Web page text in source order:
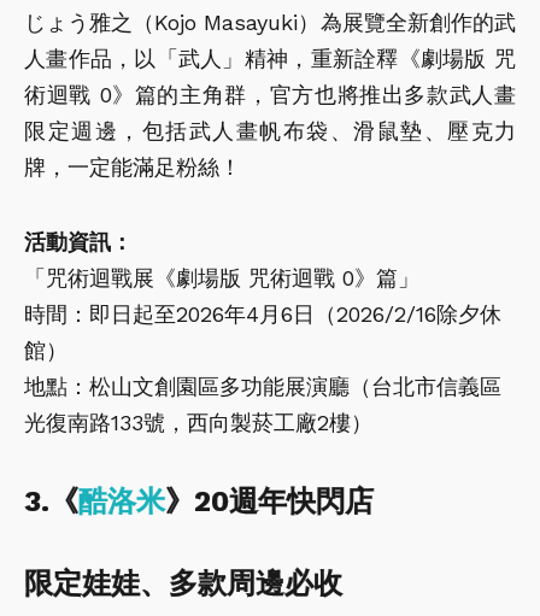
じょう雅之（Kojo Masayuki）為展覽全新創作的武
人畫作品，以「武人」精神，重新詮釋《劇場版 咒
術迴戰 0》篇的主角群，官方也將推出多款武人畫
限定週邊，包括武人畫帆布袋、滑鼠墊、壓克力
牌，一定能滿足粉絲！
活動資訊：
「咒術迴戰展《劇場版 咒術迴戰 0》篇」
時間：即日起至2026年4月6日（2026/2/16除夕休
館）
地點：松山文創園區多功能展演廳（台北市信義區
光復南路133號，西向製菸工廠2樓）
3.《酷洛米》20週年快閃店
限定娃娃、多款周邊必收